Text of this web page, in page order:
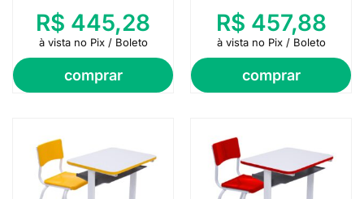
comprar
R$ 445,28
à vista no Pix / Boleto
comprar
R$ 457,88
à vista no Pix / Boleto